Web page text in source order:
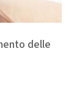
delle